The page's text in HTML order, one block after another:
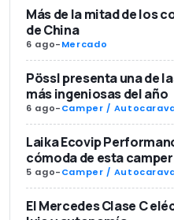
Más de la mitad de los
de China
6 ago-Mercado
Pössl presenta una de
más ingeniosas del año
6 ago-Camper /
Laika Ecovip
cómoda de esta
5 ago-Camper /
El Mercedes Clase C